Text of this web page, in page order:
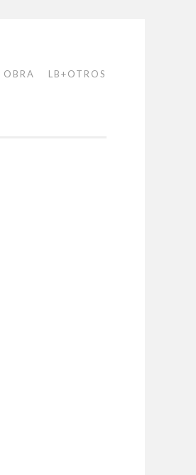
OBRA LB+OTROS